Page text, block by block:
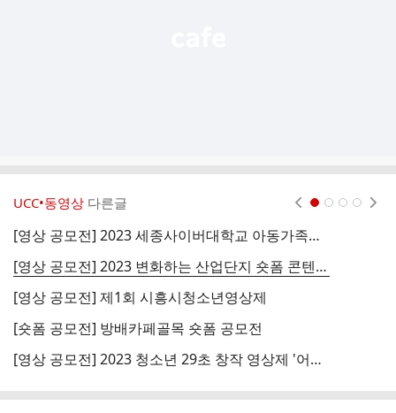
UCC•동영상 다른글
[영상 공모전] 2023 세종사이버대학교 아동가족학부 공모전, ＜행복한 자녀 양육, 가보자고!!＞
[영상 공모전] 2023 변화하는 산업단지 숏폼 콘텐츠 공모전
[영상 공모전] 제1회 시흥시청소년영상제
[숏폼 공모전] 방배카페골목 숏폼 공모전
[영상 공모전] 2023 청소년 29초 창작 영상제 '어서 와, 우리 마을은 처음이지?'